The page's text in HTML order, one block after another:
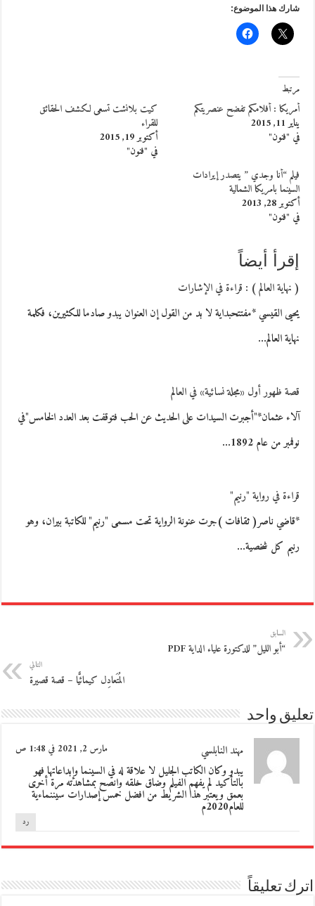
شارك هذا الموضوع:
مرتبط
أمريكا : أفلامكم تفضح عنصريتكم
يناير 11, 2015
في "فنون"
كيت بلانشت تسعى لكشف الحقائق
للقراء
أكتوبر 19, 2015
في "فنون"
فيلم “أنا وجدي ” يتصدر إيرادات
السينما بامريكا الشمالية
أكتوبر 28, 2013
في "فنون"
إقرأ أيضاً
( نهاية العالم ) : قراءة في الإشارات
يحيى القيسي *مفتتحبداية لا بد من القول إن العنوان يبدو صادما للكثيرين، فكلمة
نهاية العالم…
قصة ظهور أول «مجلة نسائية» في العالم
آلاء عثمان*"أجبرت السيدات على الحديث عن الحب فتوقفت بعد العدد الخامس"في
نوفمبر من عام 1892…
قراءة في رواية "رنيم"
*قاضي ناصر( ثقافات )جرت عنونة الرواية تحت مسمى "رنيم" للكاتبة بيران، وهو
رنيم كل شخصية…
السابق
“أبو الليل” للدكتورة علياء الداية PDF
التالي
المُتَعادِل كيمائيًّا – قصة قصيرة
تعليق واحد
مهند النابلسي مارس 2, 2021 في 1:48 ص
يبدو وكان الكاتب الجليل لا علاقة له في السينما وإبداعاتها فهو
بالتأكيد لم يفهم الفيلم وضاق خلقه وانصح بمشاهدته مرة أخرى
بعمق ويعتبر هذا الشريط من افضل خمس إصدارات سيننماءية
للعام2020م
رد
اترك تعليقاً